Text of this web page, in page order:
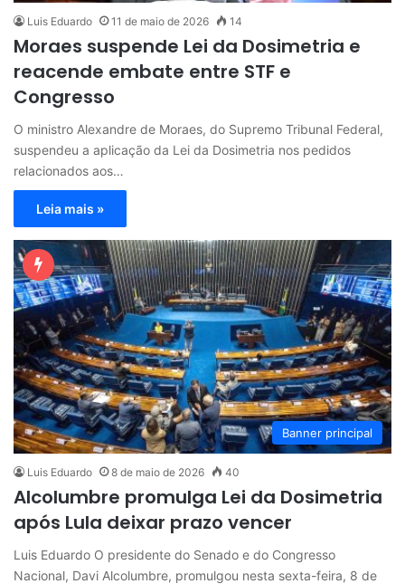
Luis Eduardo 11 de maio de 2026 14
Moraes suspende Lei da Dosimetria e
reacende embate entre STF e
Congresso
O ministro Alexandre de Moraes, do Supremo Tribunal Federal,
suspendeu a aplicação da Lei da Dosimetria nos pedidos
relacionados aos…
Leia mais »
Banner principal
Luis Eduardo 8 de maio de 2026 40
Alcolumbre promulga Lei da Dosimetria
após Lula deixar prazo vencer
Luis Eduardo O presidente do Senado e do Congresso
Nacional, Davi Alcolumbre, promulgou nesta sexta-feira, 8 de